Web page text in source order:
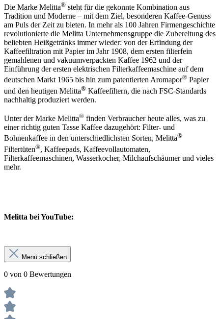
Die Marke Melitta® steht für die gekonnte Kombination aus
Tradition und Moderne – mit dem Ziel, besonderen Kaffee-Genuss
am Puls der Zeit zu bieten. In mehr als 100 Jahren Firmengeschichte
revolutionierte die Melitta Unternehmensgruppe die Zubereitung des
beliebten Heißgetränks immer wieder: von der Erfindung der
Kaffeefiltration mit Papier im Jahr 1908, dem ersten filterfein
gemahlenen und vakuumverpackten Kaffee 1962 und der
Einführung der ersten elektrischen Filterkaffeemaschine auf dem
deutschen Markt 1965 bis hin zum patentierten Aromapor® Papier
und den heutigen Melitta® Kaffeefiltern, die nach FSC-Standards
nachhaltig produziert werden.
Unter der Marke Melitta® finden Verbraucher heute alles, was zu
einer richtig guten Tasse Kaffee dazugehört: Filter- und
Bohnenkaffee in den unterschiedlichsten Sorten, Melitta®
Filtertüten®, Kaffeepads, Kaffeevollautomaten,
Filterkaffeemaschinen, Wasserkocher, Milchaufschäumer und vieles
mehr.
Melitta bei YouTube:
Menü schließen
0 von 0 Bewertungen